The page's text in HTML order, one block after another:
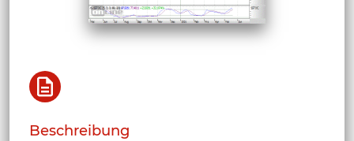
Beschreibung